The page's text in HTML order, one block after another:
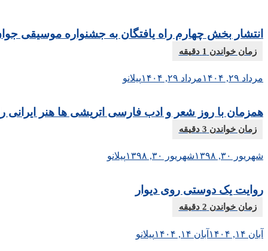
انتشار بخش چهارم راه یافتگان به جشنواره موسیقی
مرداد ۲۹, ۱۴۰۴ مرداد ۲۹, ۱۴۰۴ پیلانو
همزمان با روز شعر و ادب فارسی اتریشی ها هنر ایرانی
شهریور ۳۰, ۱۳۹۸ شهریور ۳۰, ۱۳۹۸ پیلانو
روایت یک دوستی روی دیوار
آبان ۱۴, ۱۴۰۴ آبان ۱۴, ۱۴۰۴ پیلانو